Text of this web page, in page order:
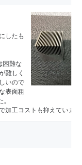
したも
困難な
難しく
いので
表面粗
工コストも抑えています